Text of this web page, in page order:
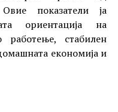
показатели ја
ориентација на
работење, стабилен
економија и